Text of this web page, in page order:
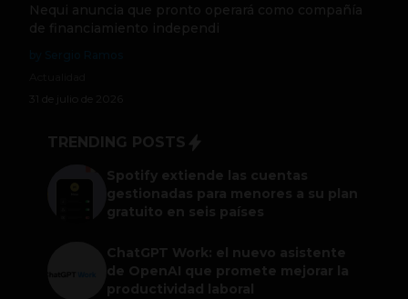
Nequi anuncia que pronto operará como compañía
de financiamiento independi
31 de julio de 2026
TRENDING POSTS
Spotify extiende las cuentas
gestionadas para menores a su plan
gratuito en seis países
ChatGPT Work: el nuevo asistente
de OpenAI que promete mejorar la
productividad laboral